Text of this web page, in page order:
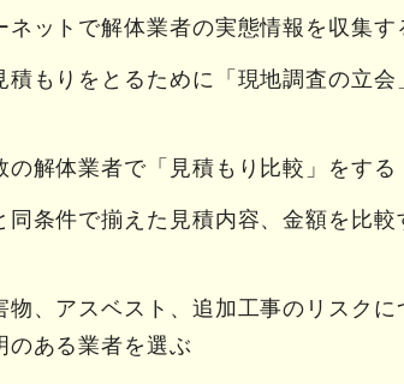
ネットで解体業者の実態情報を収集す
積もりをとるために「現地調査の立会
の解体業者で「見積もり比較」をする
同条件で揃えた見積内容、金額を比較
物、アスベスト、追加工事のリスクに
のある業者を選ぶ